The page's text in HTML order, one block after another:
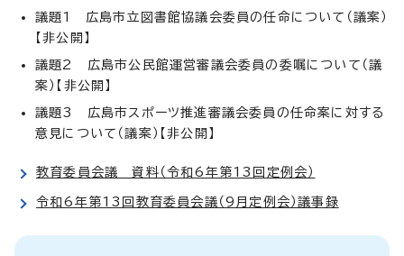
議題1 広島市立図書館協議会委員の任命について（議案）
【非公開】
議題2 広島市公民館運営審議会委員の委嘱について（議
案）【非公開】
議題3 広島市スポーツ推進審議会委員の任命案に対する
意見について（議案）【非公開】
教育委員会議 資料（令和6年第13回定例会）
令和6年第13回教育委員会議（9月定例会）議事録